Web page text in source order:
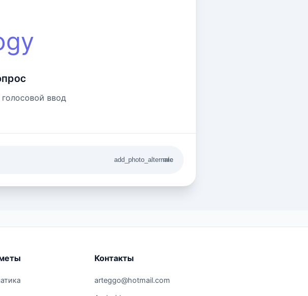
ввод
add_photo_alternate
mic
Контакты
arteggo@hotmail.com